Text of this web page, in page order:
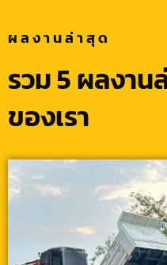
ผลงานล่าสุด
รวม 5 ผลงาน
ของเรา